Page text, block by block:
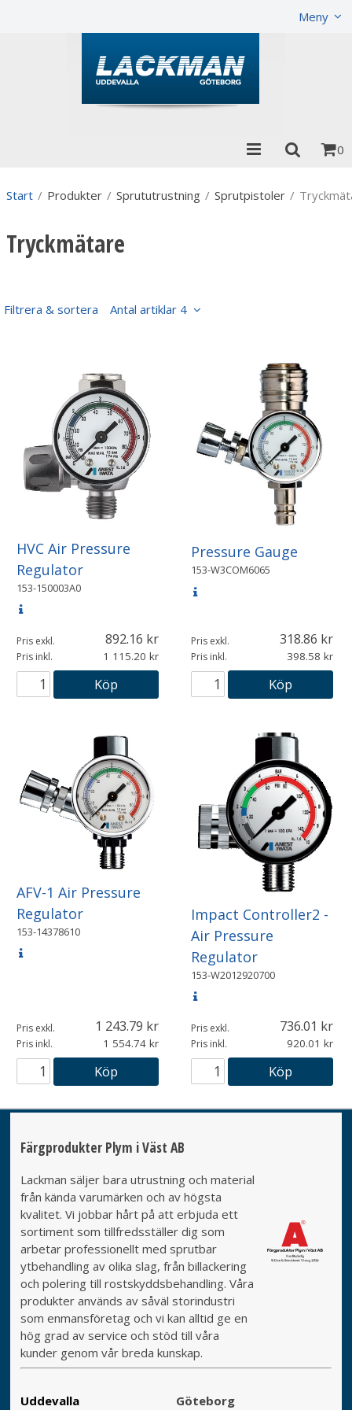
Meny
0
Start / Produkter / Sprututrustning / Sprutpistoler /
Tryckmätare
Filtrera & sortera Antal artiklar 4
HVC Air Pressure
Regulator
153-150003A0
Pris exkl. 892.16
Pris inkl. 1 115.20
Köp
Pressure Gauge
153-W3COM6065
Pris exkl. 318.86
Pris inkl. 398.58
Köp
AFV-1 Air Pressure
Regulator
153-14378610
Pris exkl. 1 243.79
Pris inkl. 1 554.74
Köp
Impact Controller2 -
Air Pressure
Regulator
153-W2012920700
Pris exkl. 736.01
Pris inkl. 920.01
Köp
Färgprodukter Plym i Väst AB
Lackman säljer bara utrustning och material
från kända varumärken och av högsta
kvalitet. Vi jobbar hårt på att erbjuda ett
sortiment som tillfredsställer dig som
arbetar professionellt med sprutbar
ytbehandling av olika slag, från billackering
och polering till rostskyddsbehandling. Våra
produkter används av såväl storindustri
som enmansföretag och vi kan alltid ge en
hög grad av service och stöd till våra
kunder genom vår breda kunskap.
Uddevalla Göteborg